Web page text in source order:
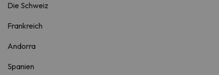
Die Schweiz
Frankreich
Andorra
Spanien